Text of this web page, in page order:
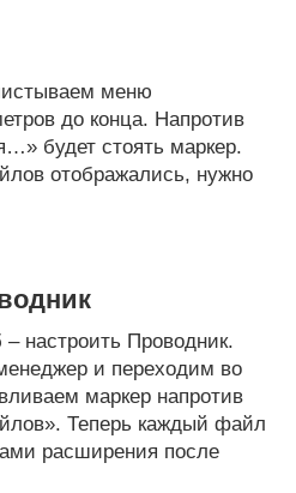
меню
до конца. Напротив
будет стоять маркер.
отображались, нужно
настроить Проводник.
и переходим во
маркер напротив
Теперь каждый файл
расширения после